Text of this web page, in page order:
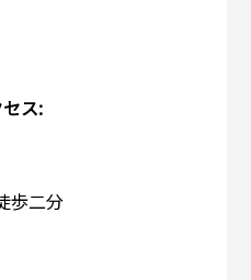
ス:
歩二分